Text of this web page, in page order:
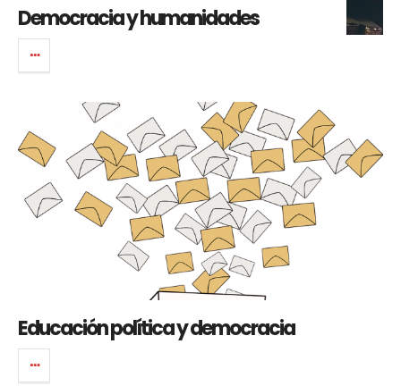
Democracia y humanidades
Educación política y democracia